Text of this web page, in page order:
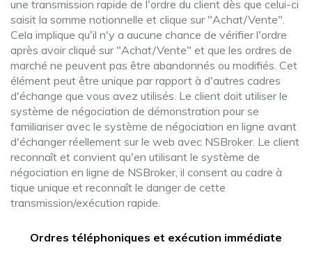
une transmission rapide de l'ordre du client dès que celui-ci
saisit la somme notionnelle et clique sur "Achat/Vente".
Cela implique qu'il n'y a aucune chance de vérifier l'ordre
après avoir cliqué sur "Achat/Vente" et que les ordres de
marché ne peuvent pas être abandonnés ou modifiés. Cet
élément peut être unique par rapport à d'autres cadres
d'échange que vous avez utilisés. Le client doit utiliser le
système de négociation de démonstration pour se
familiariser avec le système de négociation en ligne avant
d'échanger réellement sur le web avec NSBroker. Le client
reconnaît et convient qu'en utilisant le système de
négociation en ligne de NSBroker, il consent au cadre à
tique unique et reconnaît le danger de cette
transmission/exécution rapide.
Ordres téléphoniques et exécution immédiate